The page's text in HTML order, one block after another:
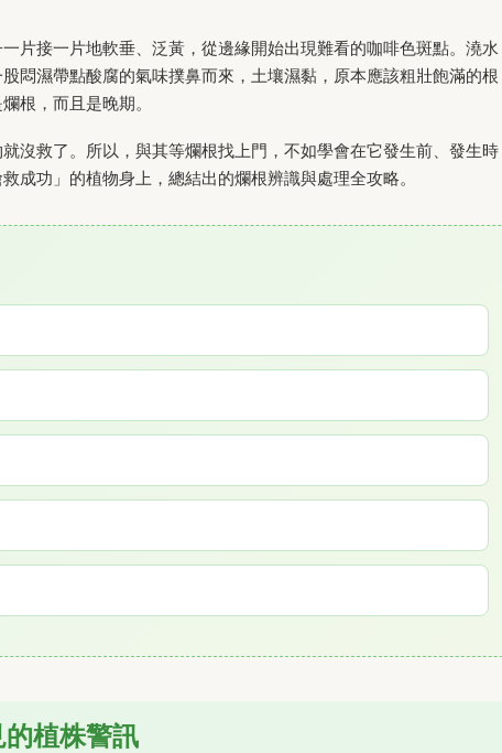
片接一片地軟垂、泛黃，從邊緣開始出現難看的咖啡色斑點。澆
悶濕帶點酸腐的氣味撲鼻而來，土壤濕黏，原本應該粗壯飽滿的
根，而且是晚期。
沒救了。所以，與其等爛根找上門，不如學會在它發生前、發生
成功」的植物身上，總結出的爛根辨識與處理全攻略。
植株警訊